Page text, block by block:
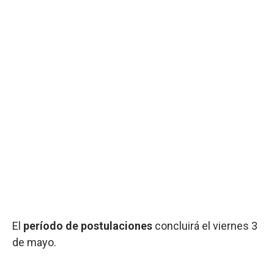
El período de postulaciones concluirá el viernes 3
de mayo.